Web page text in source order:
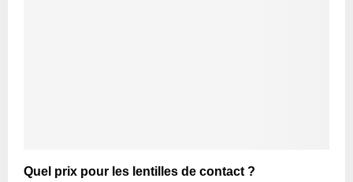
Quel prix pour les lentilles de contact ?